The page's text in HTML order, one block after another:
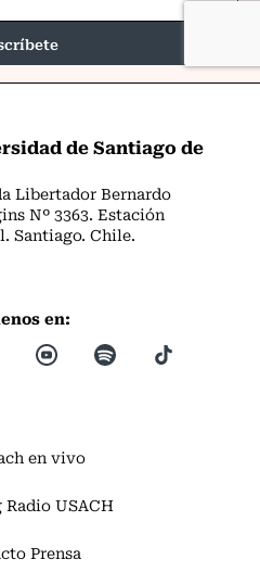
de Santiago de
Libertador Bernardo
Nº 3363. Estación
Santiago. Chile.
en:
en vivo
USACH
Prensa